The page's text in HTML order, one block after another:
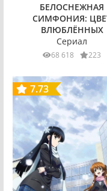
БЕЛОСНЕЖНАЯ
СИМФОНИЯ:
ВЛЮБЛЁННЫХ
Сериал
68 618 223
7.73